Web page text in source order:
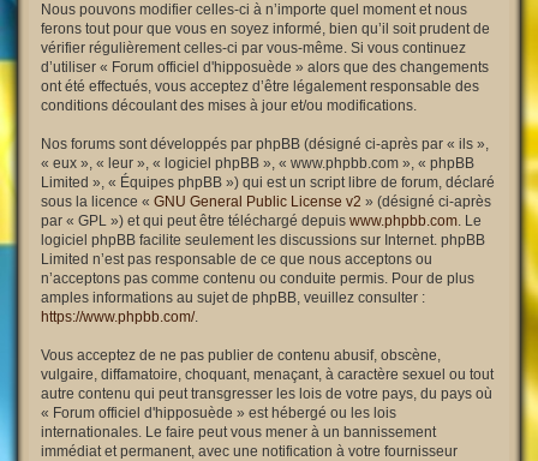
Nous pouvons modifier celles-ci à n’importe quel moment et nous
ferons tout pour que vous en soyez informé, bien qu’il soit prudent de
vérifier régulièrement celles-ci par vous-même. Si vous continuez
d’utiliser « Forum officiel d'hipposuède » alors que des changements
ont été effectués, vous acceptez d’être légalement responsable des
conditions découlant des mises à jour et/ou modifications.
Nos forums sont développés par phpBB (désigné ci-après par « ils »,
« eux », « leur », « logiciel phpBB », « www.phpbb.com », « phpBB
Limited », « Équipes phpBB ») qui est un script libre de forum, déclaré
sous la licence « GNU General Public License v2 » (désigné ci-après
par « GPL ») et qui peut être téléchargé depuis www.phpbb.com. Le
logiciel phpBB facilite seulement les discussions sur Internet. phpBB
Limited n’est pas responsable de ce que nous acceptons ou
n’acceptons pas comme contenu ou conduite permis. Pour de plus
amples informations au sujet de phpBB, veuillez consulter :
https://www.phpbb.com/.
Vous acceptez de ne pas publier de contenu abusif, obscène,
vulgaire, diffamatoire, choquant, menaçant, à caractère sexuel ou tout
autre contenu qui peut transgresser les lois de votre pays, du pays où
« Forum officiel d'hipposuède » est hébergé ou les lois
internationales. Le faire peut vous mener à un bannissement
immédiat et permanent, avec une notification à votre fournisseur